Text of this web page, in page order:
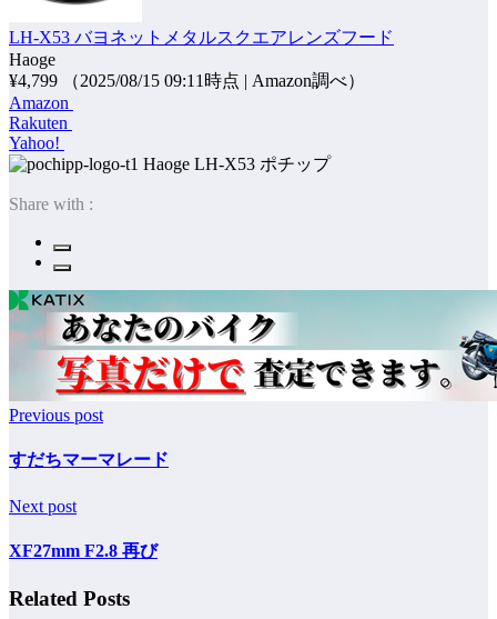
LH-X53 バヨネットメタルスクエアレンズフード
Haoge
¥4,799
（2025/08/15 09:11時点 | Amazon調べ）
Amazon
Rakuten
Yahoo!
ポチップ
Share with :
Previous post
すだちマーマレード
Next post
XF27mm F2.8 再び
Related Posts